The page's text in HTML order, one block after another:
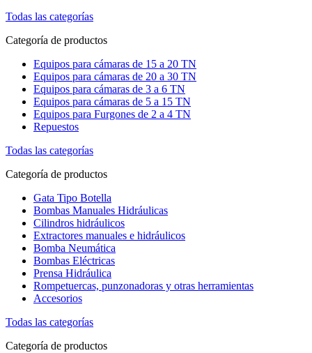
Todas las categorías
Categoría de productos
Equipos para cámaras de 15 a 20 TN
Equipos para cámaras de 20 a 30 TN
Equipos para cámaras de 3 a 6 TN
Equipos para cámaras de 5 a 15 TN
Equipos para Furgones de 2 a 4 TN
Repuestos
Todas las categorías
Categoría de productos
Gata Tipo Botella
Bombas Manuales Hidráulicas
Cilindros hidráulicos
Extractores manuales e hidráulicos
Bomba Neumática
Bombas Eléctricas
Prensa Hidráulica
Rompetuercas, punzonadoras y otras herramientas
Accesorios
Todas las categorías
Categoría de productos